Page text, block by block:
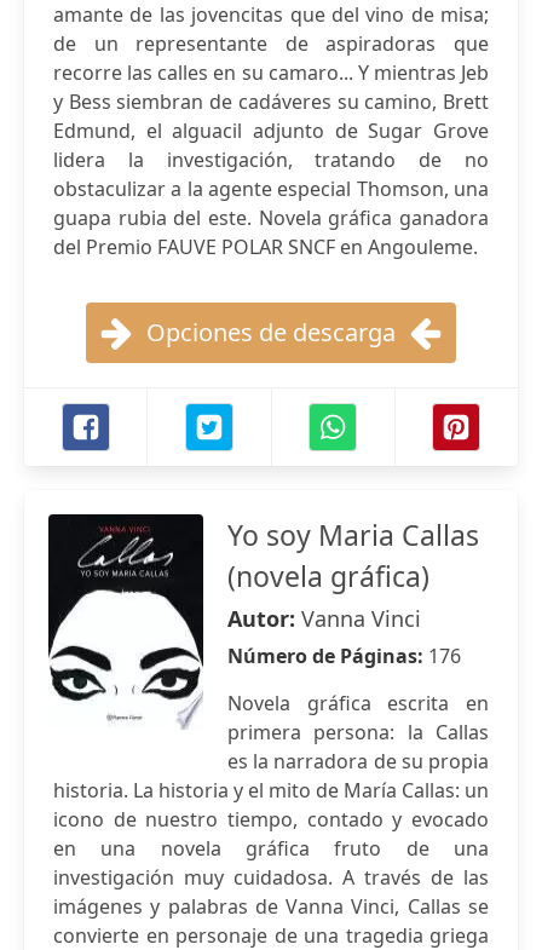
amante de las jovencitas que del vino de misa;
de un representante de aspiradoras que
recorre las calles en su camaro... Y mientras Jeb
y Bess siembran de cadáveres su camino, Brett
Edmund, el alguacil adjunto de Sugar Grove
lidera la investigación, tratando de no
obstaculizar a la agente especial Thomson, una
guapa rubia del este. Novela gráfica ganadora
del Premio FAUVE POLAR SNCF en Angouleme.
Opciones de descarga
Yo soy Maria Callas
(novela gráfica)
Autor: Vanna Vinci
Número de Páginas: 176
Novela gráfica escrita en
primera persona: la Callas
es la narradora de su propia
historia. La historia y el mito de María Callas: un
icono de nuestro tiempo, contado y evocado
en una novela gráfica fruto de una
investigación muy cuidadosa. A través de las
imágenes y palabras de Vanna Vinci, Callas se
convierte en personaje de una tragedia griega